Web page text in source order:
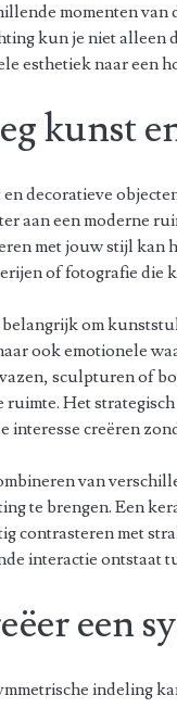
momenten
kun je niet alleen
esthetiek naar een
kunst
decoratieve
aan een moderne
met jouw stijl kan
of fotografie die
om
ook emotionele
sculpturen of
ruimte. Het
interesse creëren
van
te brengen. Een
contrasteren met
interactie ontstaat
een
indeling